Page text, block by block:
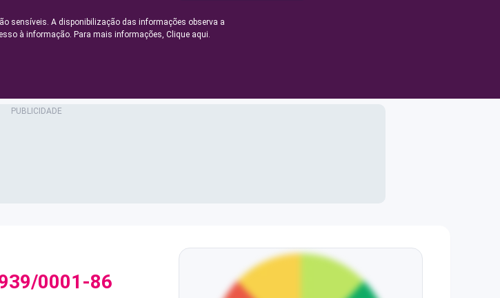
sensíveis. A disponibilização das informações observa a
à informação. Para mais informações, Clique aqui.
0001-86